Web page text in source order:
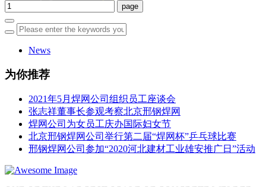
News
为你推荐
2021年5月焊网公司组织员工座谈会
张志祥董事长参观考察北京邢钢焊网
焊网公司为女员工庆办国际妇女节
北京邢钢焊网公司举行第二届“焊网杯”乒乓球比赛
邢钢焊网公司参加“2020河北建材工业雄安推广日”活动